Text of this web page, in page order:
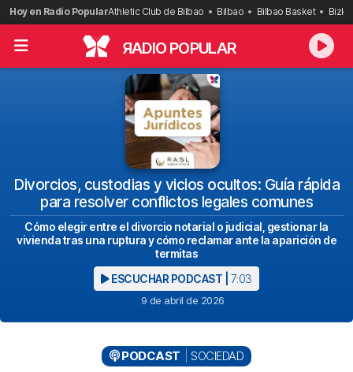
Saltar
al
contenido
Hoy en Radio PopularAthletic Club de Bilbao Bilbao Bilbao Basket
RADIO POPULAR
Divorcios, custodias y vicios ocultos: Guía rápida
para resolver conflictos legales comunes
Cómo elegir entre el divorcio notarial o judicial, gestionar la
vivienda tras una ruptura y cómo reclamar ante la aparición de
termitas
ESCUCHAR PODCAST | 7:03
9 de abril de 2026
PODCAST SOCIEDAD